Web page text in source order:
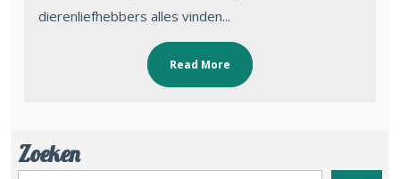
dierenliefhebbers alles vinden...
Read More
Zoeken